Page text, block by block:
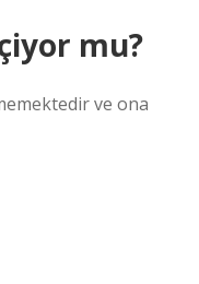
mu?
ve ona